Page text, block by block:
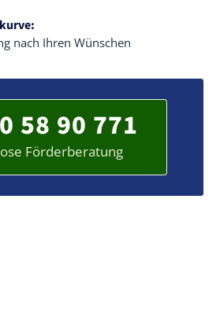
nach Ihren Wünschen
58 90 771
Förderberatung